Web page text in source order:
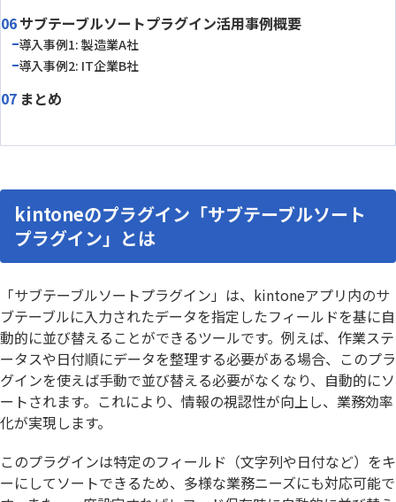
サブテーブルソートプラグイン活用事例概要
導入事例1: 製造業A社
導入事例2: IT企業B社
まとめ
kintoneのプラグイン「サブテーブルソート
プラグイン」とは
「サブテーブルソートプラグイン」は、kintoneアプリ内のサ
ブテーブルに入力されたデータを指定したフィールドを基に自
動的に並び替えることができるツールです。例えば、作業ステ
ータスや日付順にデータを整理する必要がある場合、このプラ
グインを使えば手動で並び替える必要がなくなり、自動的にソ
ートされます。これにより、情報の視認性が向上し、業務効率
化が実現します。
このプラグインは特定のフィールド（文字列や日付など）をキ
ーにしてソートできるため、多様な業務ニーズにも対応可能で